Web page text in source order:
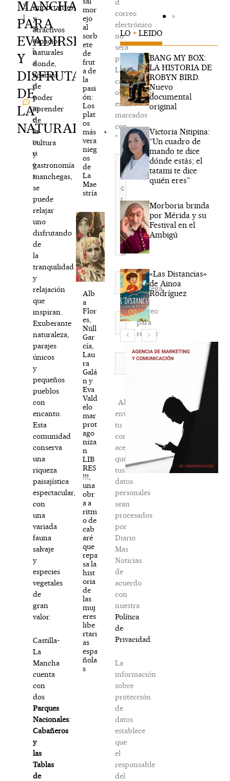
MANCHA,
PARA
EVADIRSE
Y
DISFRUTAR
DE
LA
NATURALEZA
2
1
N
o
h
a
y
c
o
m
e
n
ta
ri
o
s
importantes
y
atractivos
espacios
naturales
donde,
además
de
poder
aprender
de
la
cultura
y
gastronomía
manchegas,
se
puede
relajar
uno
disfrutando
de
la
tranquilidad
y
relajación
que
inspiran.
Exuberante
naturaleza,
parajes
únicos
y
pequeños
pueblos
con
encanto.
Esta
comunidad
conserva
una
riqueza
paisajística
espectacular,
con
una
variada
fauna
salvaje
y
especies
vegetales
de
gran
valor.
Castilla-
La
Mancha
cuenta
con
dos
Parques
Nacionales:
Cabañeros
y
las
Tablas
de
mor
ejo
al
sorb
ete
de
frut
a de
la
pasi
ón:
Los
plat
os
más
vera
nieg
os
de
La
Mae
stría
Alb
a
Flor
es,
Nüll
Gar
cía,
Lau
ra
Galá
n y
Eva
Vald
elo
mar
prot
ago
niza
n
LIB
RES
!!!,
una
obr
a a
ritm
o de
cab
aré
que
repa
sa la
hist
oria
de
las
muj
eres
libe
rtari
as
espa
ñola
s
de
correo
electrónico
no
será
publicada.
Los
campos
obligatorios
están
marcados
con
*
Escribe
aquí...
Nombre*
Correo
electrónico*
Agréga
mi
correo
para
recibir
la
newsletter
Al
enviar
tu
comentario,
aceptas
que
tus
datos
personales
sean
procesados
por
Diario
Mas
Noticias
de
acuerdo
con
nuestra
Política
de
Privacidad
La
información
sobre
protección
de
datos
establece
que
el
responsable
del
LO + LEIDO
BANG MY BOX:
LA HISTORIA DE
ROBYN BIRD.
Nuevo
documental
original
Victoria Nitipina:
“Un cuadro de
mando te dice
dónde estás; el
tatami te dice
quién eres”
Morboria brinda
por Mérida y su
Festival en el
Ambigú
«Las Distancias»
de Ainoa
Rodríguez